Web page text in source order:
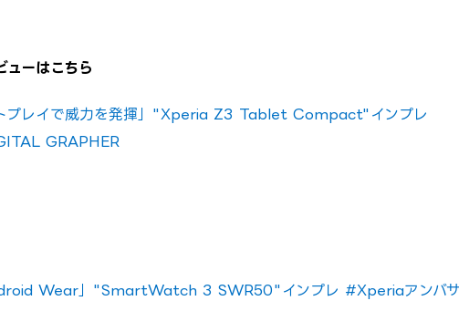
ーはこちら
トプレイで威力を発揮」"Xperia Z3 Tablet Compact"インプレ
GRAPHER
Wear」"SmartWatch 3 SWR50"インプレ #Xperiaアンバ